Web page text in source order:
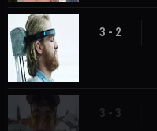
3 - 2
3 - 3